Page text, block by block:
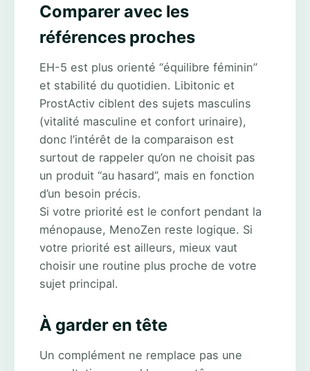
Comparer avec les
références proches
EH-5 est plus orienté “équilibre féminin”
et stabilité du quotidien. Libitonic et
ProstActiv ciblent des sujets masculins
(vitalité masculine et confort urinaire),
donc l’intérêt de la comparaison est
surtout de rappeler qu’on ne choisit pas
un produit “au hasard”, mais en fonction
d’un besoin précis.
Si votre priorité est le confort pendant la
ménopause, MenoZen reste logique. Si
votre priorité est ailleurs, mieux vaut
choisir une routine plus proche de votre
sujet principal.
À garder en tête
Un complément ne remplace pas une